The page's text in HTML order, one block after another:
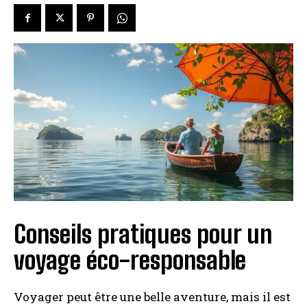
Conseils pratiques pour un
voyage éco-responsable
Voyager peut être une belle aventure, mais il est